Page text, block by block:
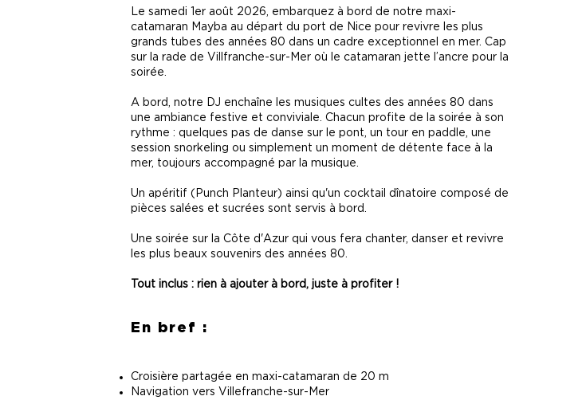
Le samedi 1er août 2026, embarquez à bord de notre maxi-
catamaran Mayba au départ du port de Nice pour revivre les plus
grands tubes des années 80 dans un cadre exceptionnel en mer. Cap
sur la rade de Villfranche-sur-Mer où le catamaran jette l’ancre pour la
soirée.
A bord, notre DJ enchaîne les musiques cultes des années 80 dans
une ambiance festive et conviviale. Chacun profite de la soirée à son
rythme : quelques pas de danse sur le pont, un tour en paddle, une
session snorkeling ou simplement un moment de détente face à la
mer, toujours accompagné par la musique.
Un apéritif (Punch Planteur) ainsi qu'un cocktail dînatoire composé de
pièces salées et sucrées sont servis à bord.
Une soirée sur la Côte d'Azur qui vous fera chanter, danser et revivre
les plus beaux souvenirs des années 80.
Tout inclus : rien à ajouter à bord, juste à profiter !
En bref :
Croisière partagée en maxi-catamaran de 20 m
Navigation vers Villefranche-sur-Mer